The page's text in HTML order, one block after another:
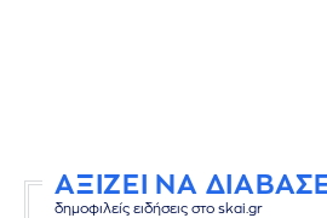
ΑΞΙΖΕΙ ΝΑ
δημοφιλείς ειδήσεις στο skai.gr